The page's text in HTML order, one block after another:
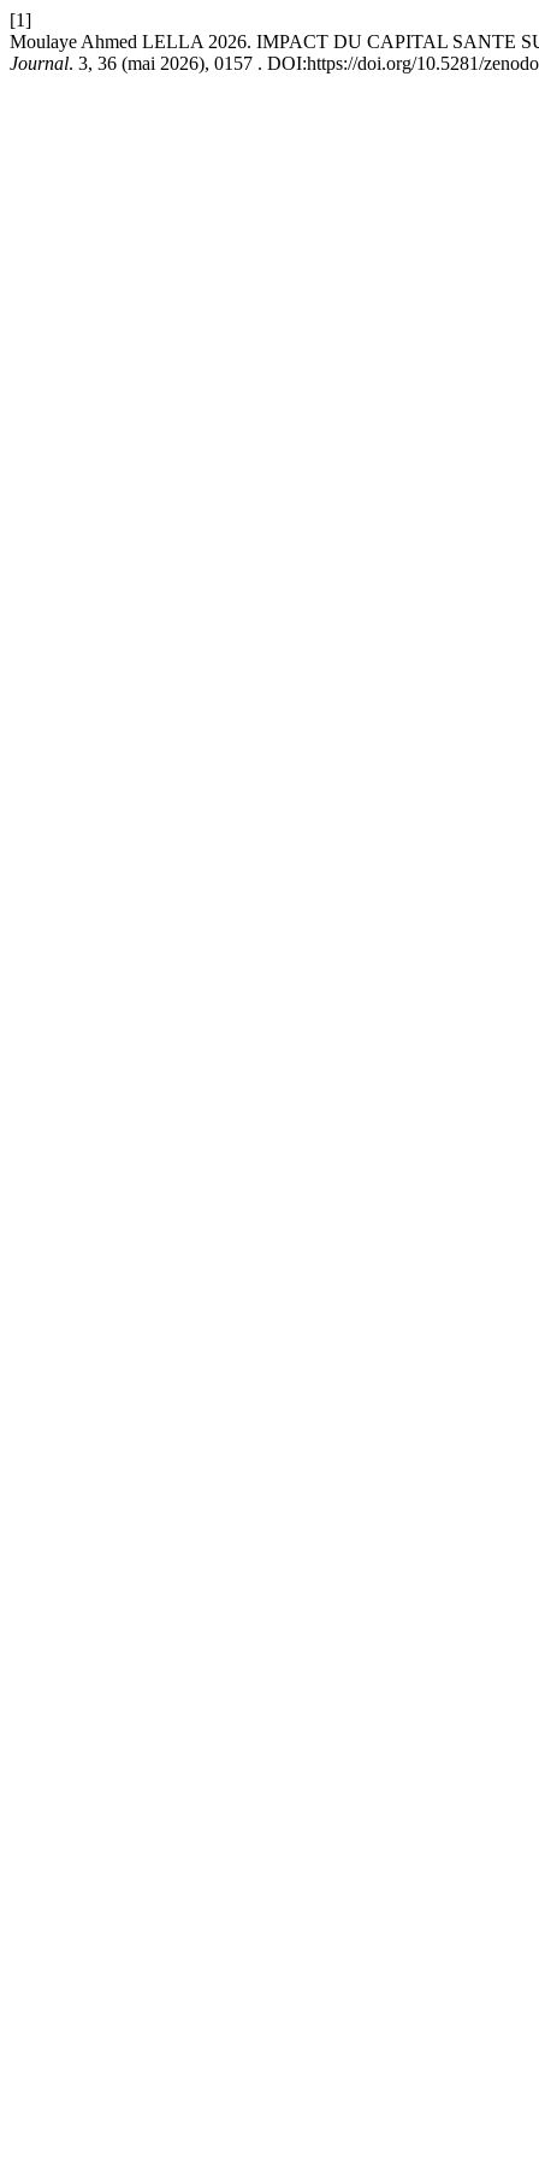
[1]
Moulaye Ahmed LELLA 2026. IMPACT DU CAPITAL SANTE
Journal. 3, 36 (mai 2026), 0157 . DOI:https://doi.org/10.5281/